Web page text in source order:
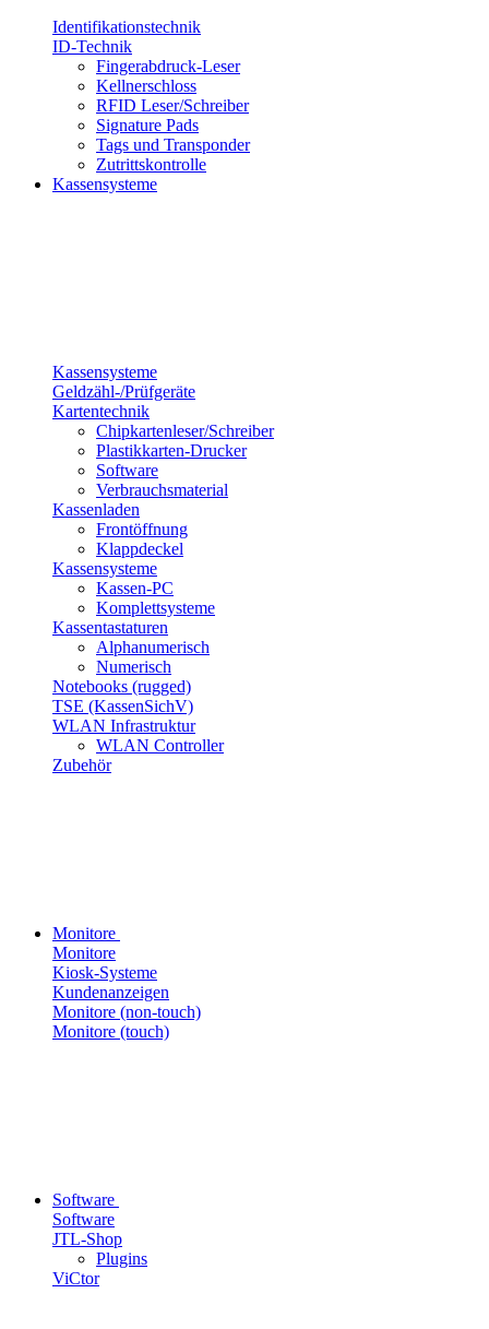
Identifikationstechnik
ID-Technik
Fingerabdruck-Leser
Kellnerschloss
RFID Leser/Schreiber
Signature Pads
Tags und Transponder
Zutrittskontrolle
Kassensysteme
Kassensysteme
Geldzähl-/Prüfgeräte
Kartentechnik
Chipkartenleser/Schreiber
Plastikkarten-Drucker
Software
Verbrauchsmaterial
Kassenladen
Frontöffnung
Klappdeckel
Kassensysteme
Kassen-PC
Komplettsysteme
Kassentastaturen
Alphanumerisch
Numerisch
Notebooks (rugged)
TSE (KassenSichV)
WLAN Infrastruktur
WLAN Controller
Zubehör
Monitore
Monitore
Kiosk-Systeme
Kundenanzeigen
Monitore (non-touch)
Monitore (touch)
Software
Software
JTL-Shop
Plugins
ViCtor